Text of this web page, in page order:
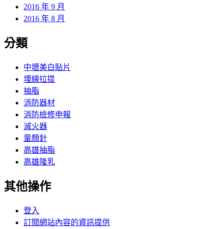
2016 年 9 月
2016 年 8 月
分類
中壢美白貼片
埋線拉提
抽脂
消防器材
消防檢修申報
滅火器
童顏針
高雄抽脂
高雄隆乳
其他操作
登入
訂閱網站內容的資訊提供